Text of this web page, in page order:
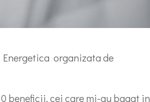
organizata de
beneficii, cei care mi-au bagat in